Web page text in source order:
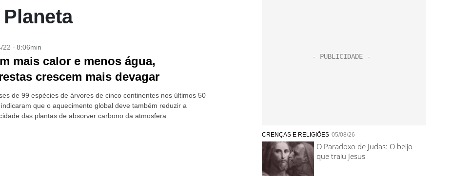
22 - 8:06min
mais calor e menos água,
crescem mais devagar
de 99 espécies de árvores de cinco continentes nos últimos 50
que o aquecimento global deve também reduzir a
das plantas de absorver carbono da atmosfera
CRENÇAS E RELIGIÕES 05/08/26
O Paradoxo de Judas: O beijo
que traiu Jesus